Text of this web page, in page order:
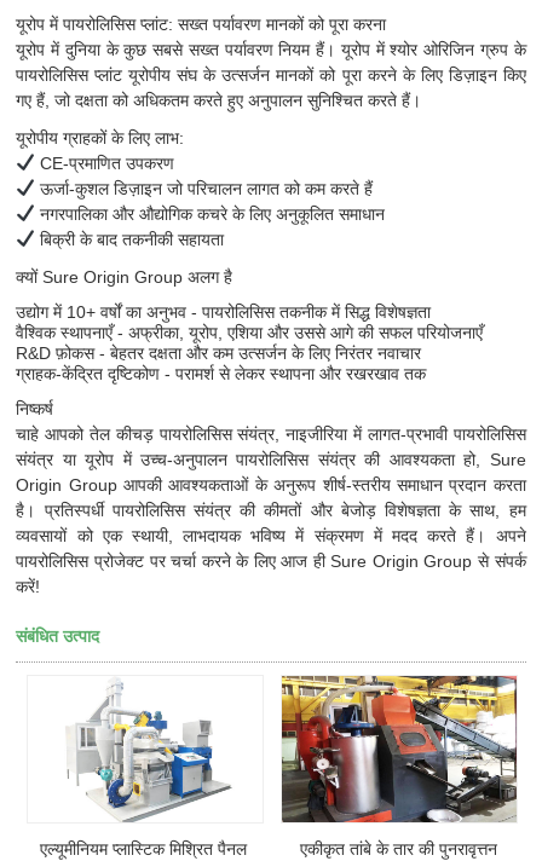
यूरोप में पायरोलिसिस प्लांट: सख्त पर्यावरण मानकों को पूरा करना
यूरोप में दुनिया के कुछ सबसे सख्त पर्यावरण नियम हैं। यूरोप में श्योर ओरिजिन ग्रुप के
पायरोलिसिस प्लांट यूरोपीय संघ के उत्सर्जन मानकों को पूरा करने के लिए डिज़ाइन किए
गए हैं, जो दक्षता को अधिकतम करते हुए अनुपालन सुनिश्चित करते हैं।
यूरोपीय ग्राहकों के लिए लाभ:
CE-प्रमाणित उपकरण
ऊर्जा-कुशल डिज़ाइन जो परिचालन लागत को कम करते हैं
नगरपालिका और औद्योगिक कचरे के लिए अनुकूलित समाधान
बिक्री के बाद तकनीकी सहायता
क्यों Sure Origin Group अलग है
उद्योग में 10+ वर्षों का अनुभव - पायरोलिसिस तकनीक में सिद्ध विशेषज्ञता
वैश्विक स्थापनाएँ - अफ्रीका, यूरोप, एशिया और उससे आगे की सफल परियोजनाएँ
R&D फ़ोकस - बेहतर दक्षता और कम उत्सर्जन के लिए निरंतर नवाचार
ग्राहक-केंद्रित दृष्टिकोण - परामर्श से लेकर स्थापना और रखरखाव तक
निष्कर्ष
चाहे आपको तेल कीचड़ पायरोलिसिस संयंत्र, नाइजीरिया में लागत-प्रभावी पायरोलिसिस
संयंत्र या यूरोप में उच्च-अनुपालन पायरोलिसिस संयंत्र की आवश्यकता हो, Sure
Origin Group आपकी आवश्यकताओं के अनुरूप शीर्ष-स्तरीय समाधान प्रदान करता
है। प्रतिस्पर्धी पायरोलिसिस संयंत्र की कीमतों और बेजोड़ विशेषज्ञता के साथ, हम
व्यवसायों को एक स्थायी, लाभदायक भविष्य में संक्रमण में मदद करते हैं। अपने
पायरोलिसिस प्रोजेक्ट पर चर्चा करने के लिए आज ही Sure Origin Group से संपर्क
करें!
संबंधित उत्पाद
एल्यूमीनियम प्लास्टिक मिश्रित पैनल
एकीकृत तांबे के तार की पुनरावृत्तन